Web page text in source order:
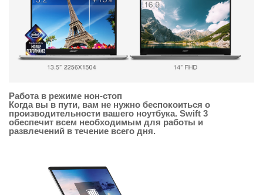
Работа в режиме нон-стоп
Когда вы в пути, вам не нужно беспокоиться о
производительности вашего ноутбука. Swift 3
обеспечит всем необходимым для работы и
развлечений в течение всего дня.